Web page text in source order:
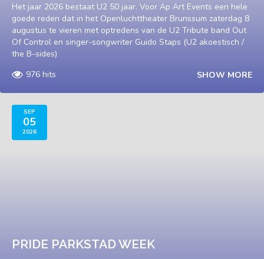
Het jaar 2026 bestaat U2 50 jaar. Voor Ap Art Events een hele
goede reden dat in het Openluchttheater Brunssum zaterdag 8
augustus te vieren met optredens van de U2 Tribute band Out
Of Control en singer-songwriter Guido Staps (U2 akoestisch /
the B-sides)
976 hits
SHOW MORE
SEP
05
2026
PRIDE PARKSTAD WEEK